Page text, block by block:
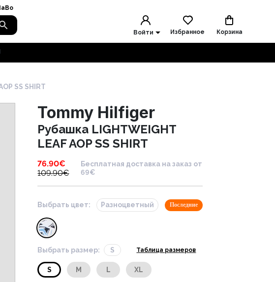
Войти Избранное Корзина
SS SHIRT
Tommy Hilfiger
Рубашка LIGHTWEIGHT
LEAF AOP SS SHIRT
76.90€
109.90€
Бесплатная доставка на заказ от
69€
Выбрать цвет: Разноцветный Последние
Выбрать размер: S Таблица размеров
S M L XL